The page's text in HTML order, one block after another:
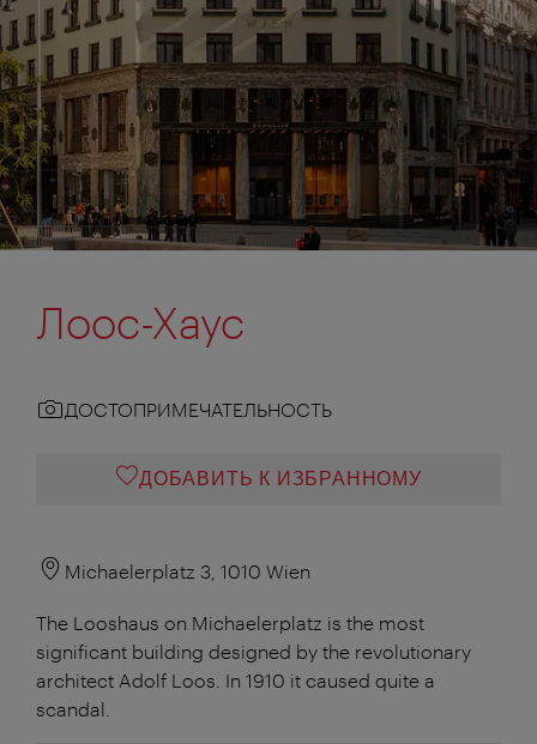
Лоос-Хаус
ДОСТОПРИМЕЧАТЕЛЬНОСТЬ
ДОБАВИТЬ К ИЗБРАННОМУ
Michaelerplatz 3, 1010 Wien
The Looshaus on Michaelerplatz is the most
significant building designed by the revolutionary
architect Adolf Loos. In 1910 it caused quite a
scandal.